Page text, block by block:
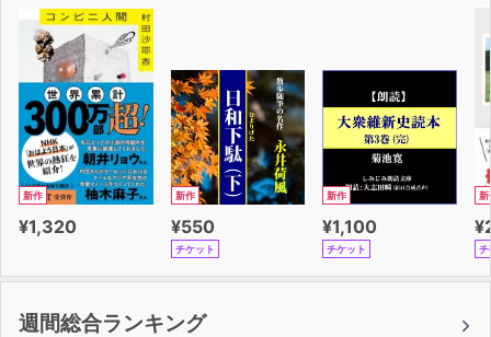
新作
¥1,320
新作
¥550
チケット
新作
¥1,100
チケット
新
チ
週間総合ランキング